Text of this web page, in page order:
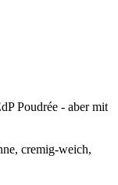
Poudrée - aber mit
cremig-weich,